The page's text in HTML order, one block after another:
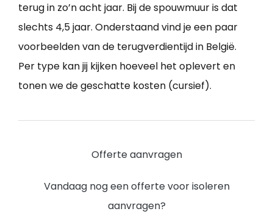
terug in zo’n acht jaar. Bij de spouwmuur is dat
slechts 4,5 jaar. Onderstaand vind je een paar
voorbeelden van de terugverdientijd in België.
Per type kan jij kijken hoeveel het oplevert en
tonen we de geschatte kosten (cursief).
Offerte aanvragen
Vandaag nog een offerte voor isoleren
aanvragen?